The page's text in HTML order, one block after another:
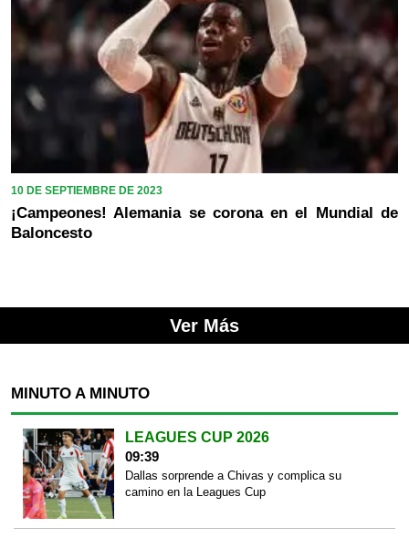
10 DE SEPTIEMBRE DE 2023
¡Campeones! Alemania se corona en el Mundial de
Baloncesto
Ver Más
MINUTO A MINUTO
LEAGUES CUP 2026
09:39
Dallas sorprende a Chivas y complica su
camino en la Leagues Cup